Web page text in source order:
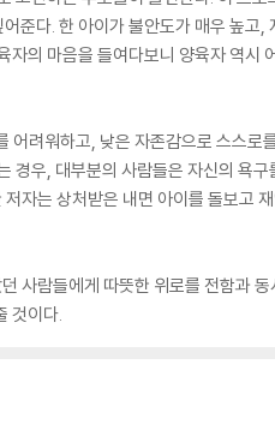
준다. 한 아이가 불안도가 매우 높고,
의 마음을 들여다보니 양육자 역시
려워하고, 낮은 자존감으로 스스로
경우, 대부분의 사람들은 자신의 욕
자는 상처받은 내면 아이를 돌보고
사람들에게 따뜻한 위로를 전함과
것이다.